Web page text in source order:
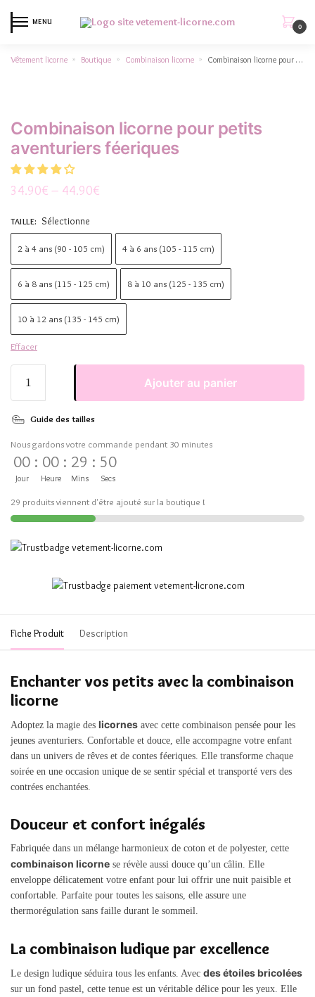
MENU
0
Vêtement licorne » Boutique » Combinaison licorne » Combinaison licorne pour petits aventuriers féeriques
Combinaison licorne pour petits
aventuriers féeriques
34.90€ – 44.90€
TAILLE: Sélectionne
2 à 4 ans (90 - 105 cm) 4 à 6 ans (105 - 115 cm)
6 à 8 ans (115 - 125 cm) 8 à 10 ans (125 - 135 cm)
10 à 12 ans (135 - 145 cm)
Effacer
Ajouter au panier
Guide des tailles
Nous gardons votre commande pendant 30 minutes
00
Jour
: 00
Heure
: 29
Mins
: 50
Secs
29 produits viennent d'être ajouté sur la boutique !
Fiche Produit Description
Enchanter vos petits avec la combinaison
licorne
Adoptez la magie des licornes avec cette combinaison pensée pour les
jeunes aventuriers. Confortable et douce, elle accompagne votre enfant
dans un univers de rêves et de contes féeriques. Elle transforme chaque
soirée en une occasion unique de se sentir spécial et transporté vers des
contrées enchantées.
Douceur et confort inégalés
Fabriquée dans un mélange harmonieux de coton et de polyester, cette
combinaison licorne se révèle aussi douce qu’un câlin. Elle
enveloppe délicatement votre enfant pour lui offrir une nuit paisible et
confortable. Parfaite pour toutes les saisons, elle assure une
thermorégulation sans faille durant le sommeil.
La combinaison ludique par excellence
Le design ludique séduira tous les enfants. Avec des étoiles bricolées
sur un fond pastel, cette tenue est un véritable délice pour les yeux. Elle